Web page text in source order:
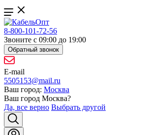
8-800-101-72-56
Звоните с 09:00 до 19:00
Обратный звонок
E-mail
5505153@mail.ru
Ваш город: Москва
Ваш город Москва?
Да, все верно Выбрать другой